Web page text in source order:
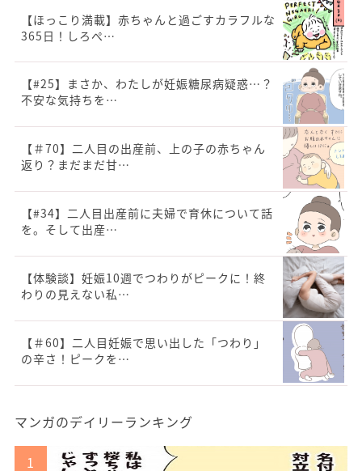
【ほっこり満載】赤ちゃんと過ごすカラフルな
365日！しろぺ…
【#25】まさか、わたしが妊娠糖尿病疑惑…？
不安な気持ちを…
【＃70】二人目の出産前、上の子の赤ちゃん
返り？まだまだ甘…
【#34】二人目出産前に夫婦で育休について話
を。そして出産…
【体験談】妊娠10週でつわりがピークに！終
わりの見えない私…
【＃60】二人目妊娠で思い出した「つわり」
の辛さ！ピークを…
マンガのデイリーランキング